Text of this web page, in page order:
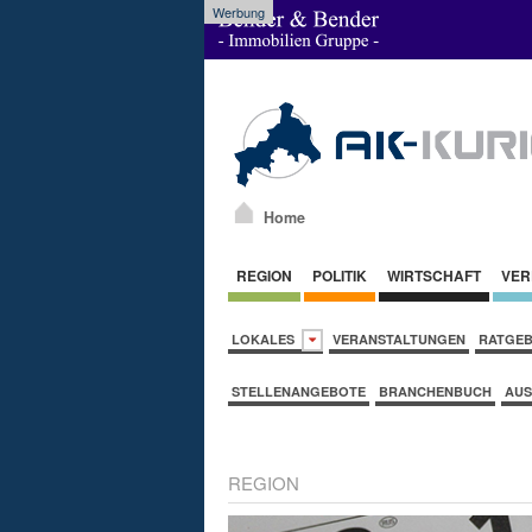
Werbung
Home
REGION POLITIK WIRTSCHAFT
LOKALES VERANSTALTUNGEN
STELLENANGEBOTE BRANCHENBUCH
REGION